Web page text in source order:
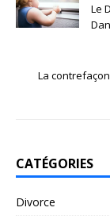
Le
La
CATÉGORIES
Divorce